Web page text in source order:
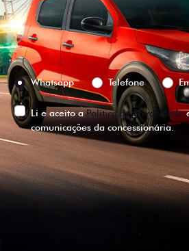
Versão escolhida
Preferência de contato:
Whatsapp
Telefone
Li e aceito aPolítica de Privacidade
comunicações da concessionária.
ENTRAR EM